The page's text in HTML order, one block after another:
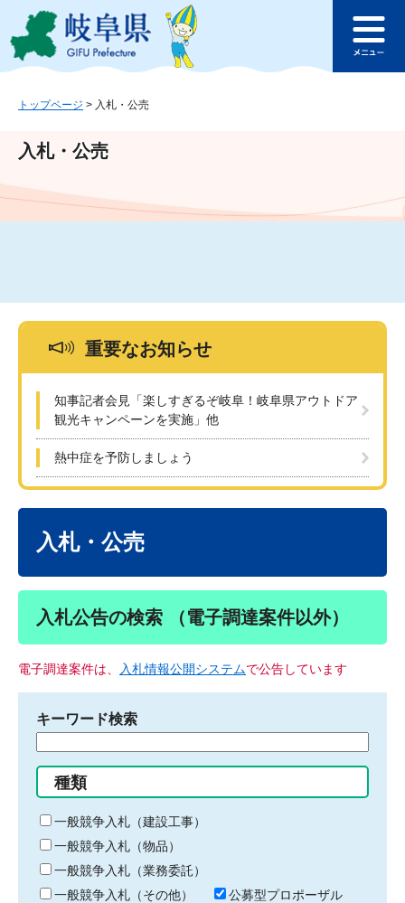
ジ
ュ
文
このページの本文へ
ュ
トップページ > 入札・公売
入札・公売
重要なお知らせ
知事記者会見「楽しすぎるぞ岐阜！岐阜県アウトドア
観光キャンペーンを実施」他
熱中症を予防しましょう
入札・公売
入札公告の検索 （電子調達案件以外）
電子調達案件は、 入札情報公開システムで公告しています
キーワード検索
る
キ
ー
ワ
ー
ド
種類
一般競争入札（建設工事）
一般競争入札（物品）
一般競争入札（業務委託）
一般競争入札（その他）
公募型プロポーザル